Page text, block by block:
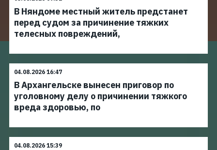
В Няндоме местный житель предстанет
перед судом за причинение тяжких
телесных повреждений,
04.08.2026 16:47
В Архангельске вынесен приговор по
уголовному делу о причинении тяжкого
вреда здоровью, по
04.08.2026 15:39